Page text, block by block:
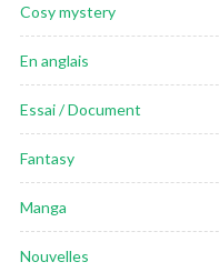
Cosy mystery
En anglais
Essai / Document
Fantasy
Manga
Nouvelles